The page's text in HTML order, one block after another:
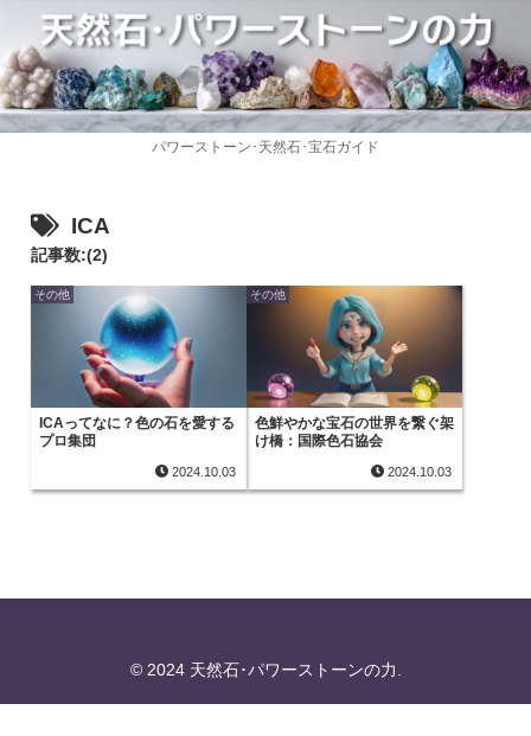
パワーストーン･天然石･宝石ガイド
ICA
記事数:(2)
その他
ICAってなに？色の石を愛する
プロ集団
2024.10.03
その他
色鮮やかな宝石の世界を繋ぐ架
け橋：国際色石協会
2024.10.03
© 2024 天然石･パワーストーンの力.